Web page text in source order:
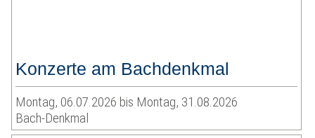
Konzerte am Bachdenkmal
Montag, 06.07.2026 bis Montag, 31.08.2026
Bach-Denkmal